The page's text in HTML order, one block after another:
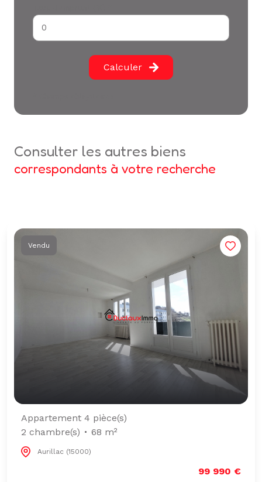
Calculer
consulter les autres biens
correspondants à votre recherche
Vendu
Appartement 4 pièce(s)
2 chambre(s)
68 m²
Aurillac (15000)
99 990 €